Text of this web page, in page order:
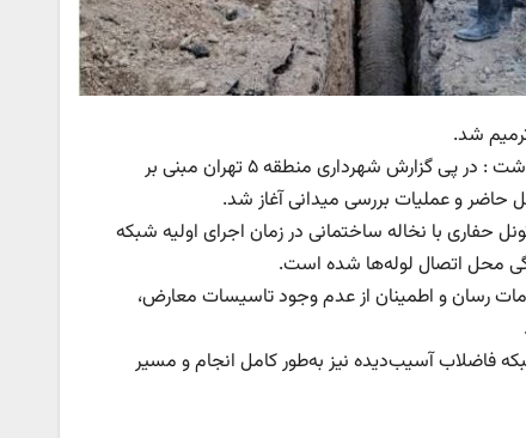
سید مرتضی عمادی، مدیر دفتر بهره‌برداری فاضلاب، در تشریح این عملیات اظهارداشت : در پی گزارش شهرداری منطقه ۵ تهران مبنی بر
حاضر و عملیات بررسی میدانی آغاز شد.
حفاری با نخاله ساختمانی در زمان اجرای اولیه شبکه
محل اتصال لوله‌ها شده است.
رسان و اطمینان از عدم وجود تاسیسات معارض،
گفت:ترمیم و بازسازی شبکه فاضلاب آسیب‌دیده نیز به‌طور کامل انجام و مسیر